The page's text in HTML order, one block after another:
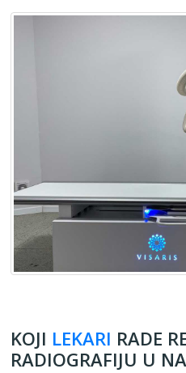
KOJI LEKARI RADE
RADIOGRAFIJU U